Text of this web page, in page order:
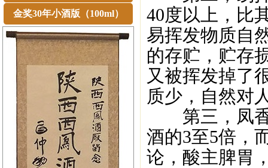
金奖30年小酒版（100ml）
40度以上，比
易挥发物质自
的存贮，贮存
又被挥发掉了
质少，自然对
第三，凤香
酒的3至5倍，
论，酸主脾胃